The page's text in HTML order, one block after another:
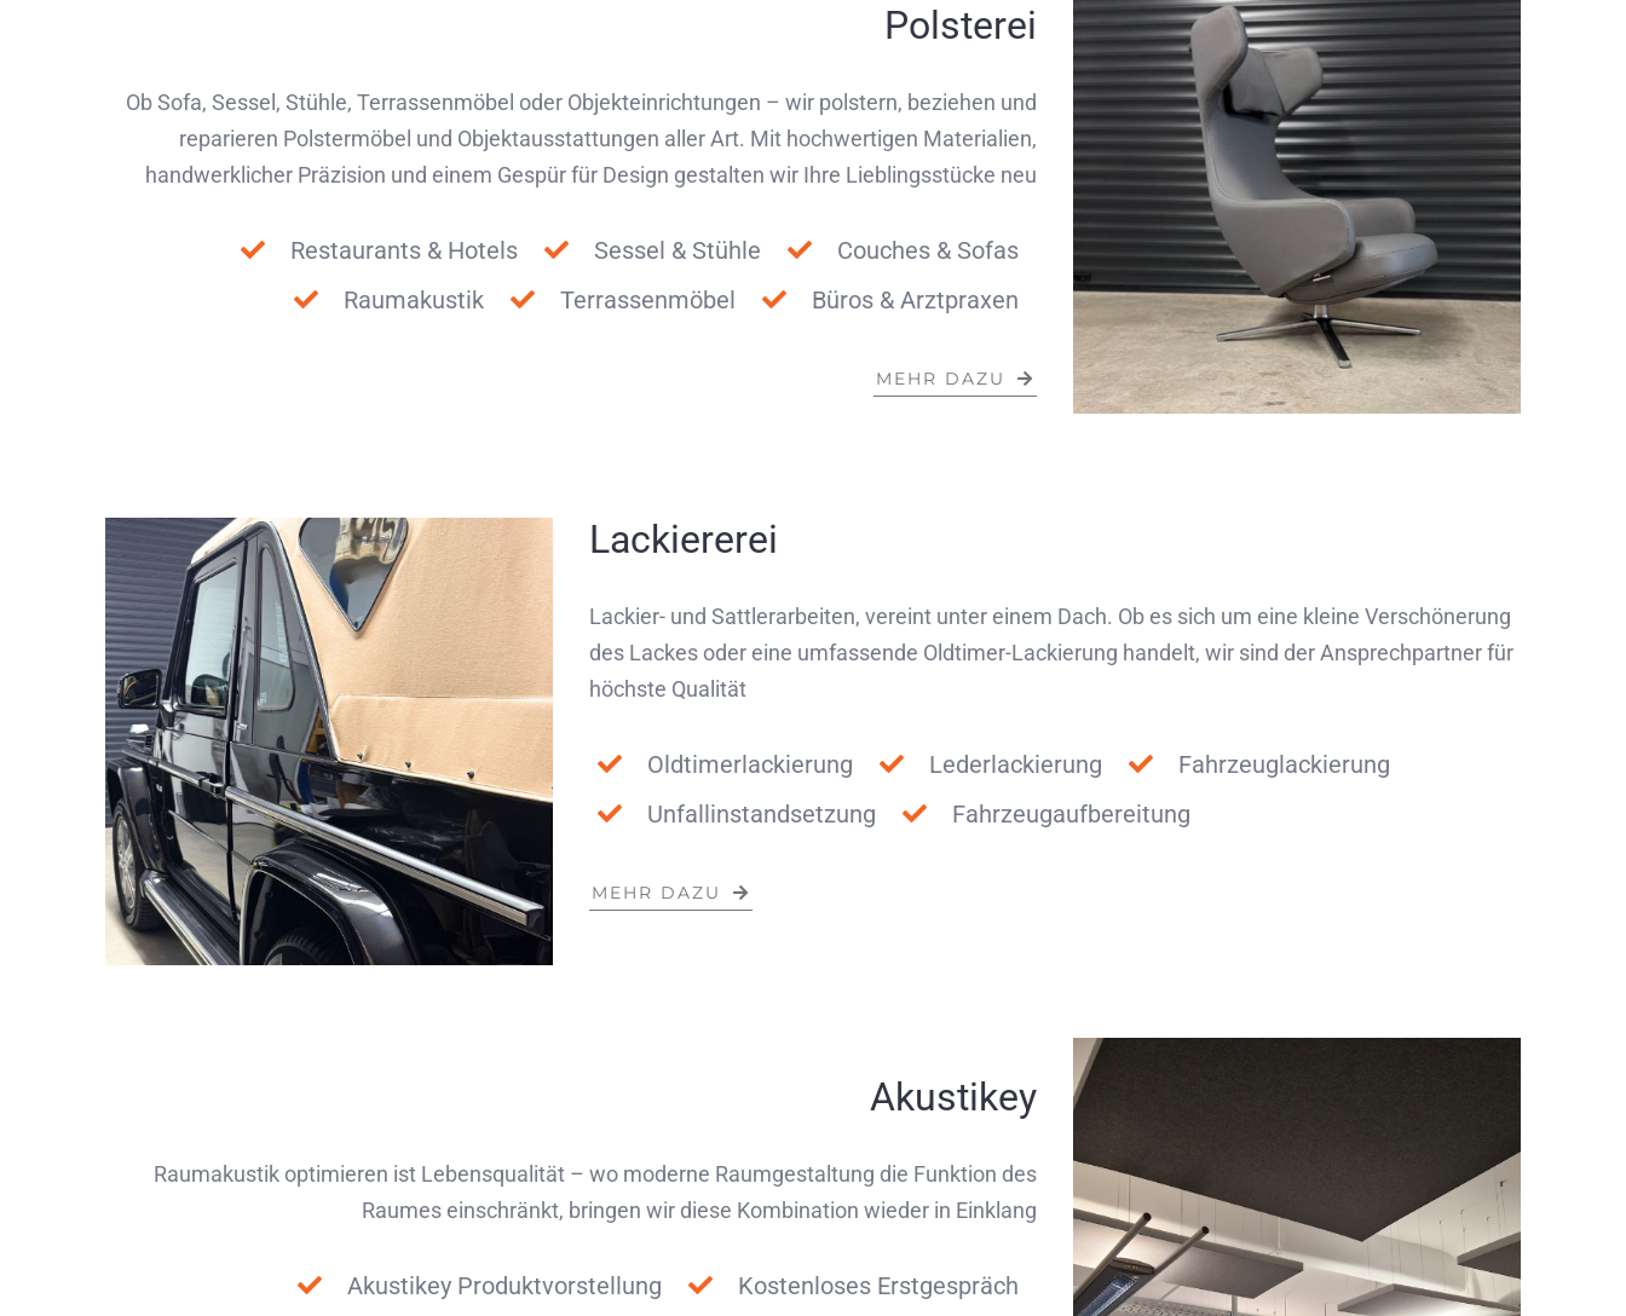
Polsterei
Ob Sofa, Sessel, Stühle, Terrassenmöbel oder Objekteinrichtungen – wir polstern, beziehen und
reparieren Polstermöbel und Objektausstattungen aller Art. Mit hochwertigen Materialien,
handwerklicher Präzision und einem Gespür für Design gestalten wir Ihre Lieblingsstücke neu
Couches & Sofas
Sessel & Stühle
Restaurants & Hotels
Büros & Arztpraxen
Terrassenmöbel
Raumakustik
MEHR DAZU
Lackiererei
Lackier- und Sattlerarbeiten, vereint unter einem Dach. Ob es sich um eine kleine Verschönerung
des Lackes oder eine umfassende Oldtimer-Lackierung handelt, wir sind der Ansprechpartner für
höchste Qualität
Oldtimerlackierung Lederlackierung
Fahrzeuglackierung
Unfallinstandsetzung
Fahrzeugaufbereitung
MEHR DAZU
Akustikey
Raumakustik optimieren ist Lebensqualität – wo moderne Raumgestaltung die Funktion des
Raumes einschränkt, bringen wir diese Kombination wieder in Einklang
Kostenloses Erstgespräch
Akustikey Produktvorstellung